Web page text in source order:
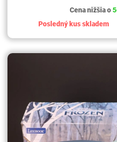
Cena nižšia o
Posledný kus skladem